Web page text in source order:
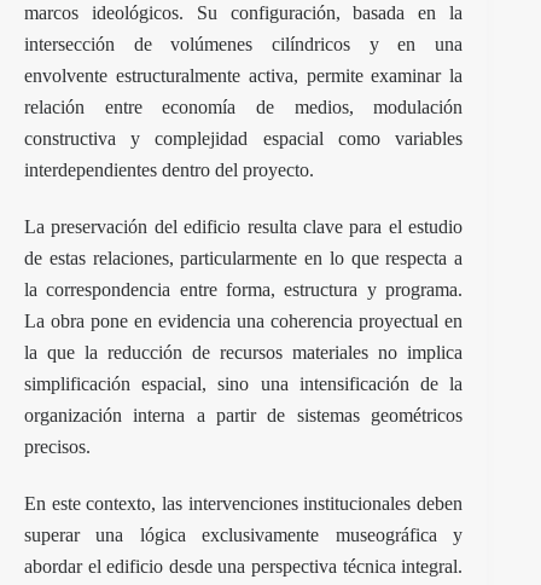
marcos ideológicos. Su configuración, basada en la
intersección de volúmenes cilíndricos y en una
envolvente estructuralmente activa, permite examinar la
relación entre economía de medios, modulación
constructiva y complejidad espacial como variables
interdependientes dentro del proyecto.
La preservación del edificio resulta clave para el estudio
de estas relaciones, particularmente en lo que respecta a
la correspondencia entre forma, estructura y programa.
La obra pone en evidencia una coherencia proyectual en
la que la reducción de recursos materiales no implica
simplificación espacial, sino una intensificación de la
organización interna a partir de sistemas geométricos
precisos.
En este contexto, las intervenciones institucionales deben
superar una lógica exclusivamente museográfica y
abordar el edificio desde una perspectiva técnica integral.